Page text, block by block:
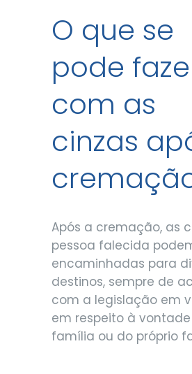
O que se
pode
com as
cinzas
Após a cremação, as
pessoa falecida
encaminhadas para
destinos, sempre de
com a legislação em
em respeito à
família ou do próprio